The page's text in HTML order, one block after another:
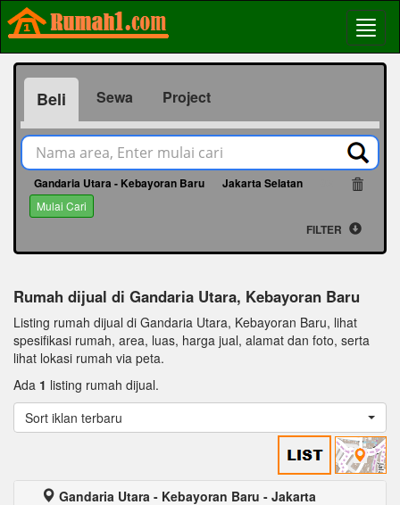
Beli Sewa Project
Gandaria Utara - Kebayoran Baru Jakarta Selatan
Mulai Cari
FILTER
Rumah dijual di Gandaria Utara, Kebayoran Baru
Listing rumah dijual di Gandaria Utara, Kebayoran Baru, lihat
spesifikasi rumah, area, luas, harga jual, alamat dan foto, serta
lihat lokasi rumah via peta.
Ada 1 listing rumah dijual.
Sort iklan terbaru
Gandaria Utara - Kebayoran Baru - Jakarta